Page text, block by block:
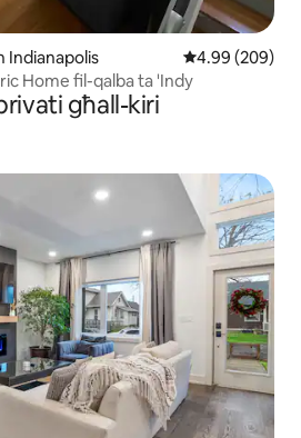
Indianapolis Rating medju
4.99 (209)
Home fil-qalba ta 'Indy
għall-kiri